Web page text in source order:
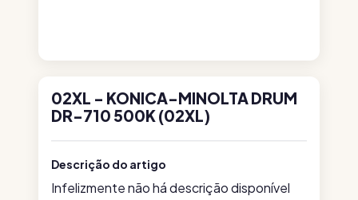
02XL - KONICA-MINOLTA DRUM
DR-710 500K (02XL)
Descrição do artigo
Infelizmente não há descrição disponível